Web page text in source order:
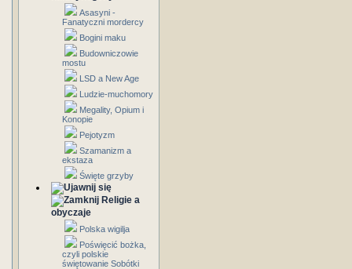
Asasyni -
Fanatyczni mordercy
Bogini maku
Budowniczowie
mostu
LSD a New Age
Ludzie-muchomory
Megality, Opium i
Konopie
Pejotyzm
Szamanizm a
ekstaza
Święte grzyby
Religie a
obyczaje
Polska wigilja
Poświęcić bożka,
czyli polskie
świętowanie Sobótki